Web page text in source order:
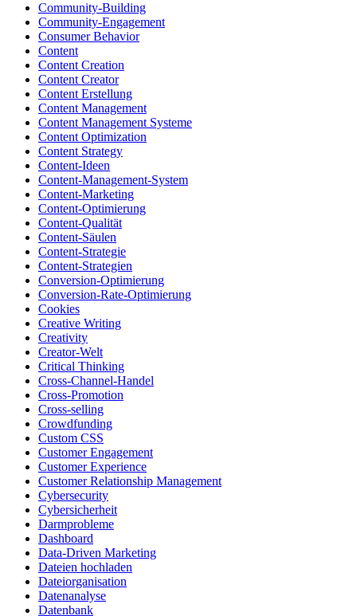
Community-Building
Community-Engagement
Consumer Behavior
Content
Content Creation
Content Creator
Content Erstellung
Content Management
Content Management Systeme
Content Optimization
Content Strategy
Content-Ideen
Content-Management-System
Content-Marketing
Content-Optimierung
Content-Qualität
Content-Säulen
Content-Strategie
Content-Strategien
Conversion-Optimierung
Conversion-Rate-Optimierung
Cookies
Creative Writing
Creativity
Creator-Welt
Critical Thinking
Cross-Channel-Handel
Cross-Promotion
Cross-selling
Crowdfunding
Custom CSS
Customer Engagement
Customer Experience
Customer Relationship Management
Cybersecurity
Cybersicherheit
Darmprobleme
Dashboard
Data-Driven Marketing
Dateien hochladen
Dateiorganisation
Datenanalyse
Datenbank